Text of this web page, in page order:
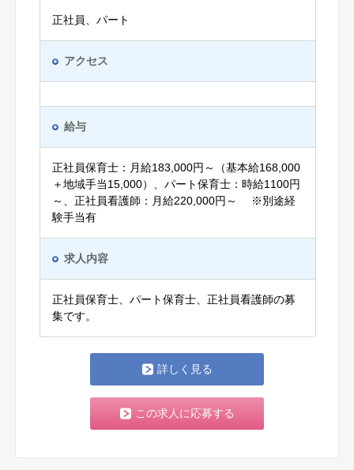
正社員、パート
アクセス
給与
正社員保育士：月給183,000円～（基本給168,000
＋地域手当15,000）、パート保育士：時給1100円
～、正社員看護師：月給220,000円～ ※別途経
験手当有
求人内容
正社員保育士、パート保育士、正社員看護師の募
集です。
詳しく見る
この求人に応募する